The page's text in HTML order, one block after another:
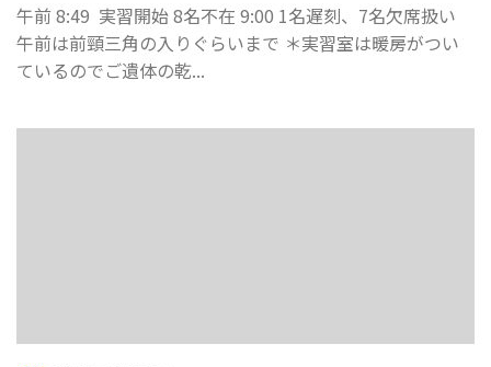
午前 8:49 実習開始 8名不在 9:00 1名遅刻、7名欠席扱い
午前は前頸三角の入りぐらいまで ＊実習室は暖房がつい
ているのでご遺体の乾...